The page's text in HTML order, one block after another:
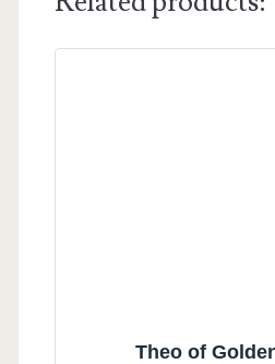
Theo of